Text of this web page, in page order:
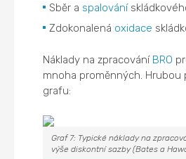
Sběr a spalování
Zdokonalená oxidace
Náklady na zpracování BRO
mnoha proměnných.
grafu:
Graf 7: Typické náklady na
výše diskontní sazby (Bates a